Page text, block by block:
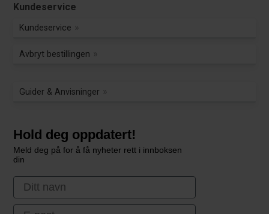
Kundeservice
Kundeservice
Avbryt bestillingen
Guider & Anvisninger
Hold deg oppdatert!
Meld deg på for å få nyheter rett i innboksen
din
First Name
Email